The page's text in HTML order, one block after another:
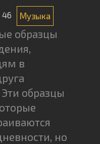
46 Музыка
образцы
в
образцы
но